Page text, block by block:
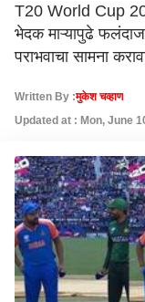
T20 World Cup
भेदक माऱ्यापुढे
पराभवाचा सामना
Written By :मुकेश चव्हाण
Updated at : Mon, June